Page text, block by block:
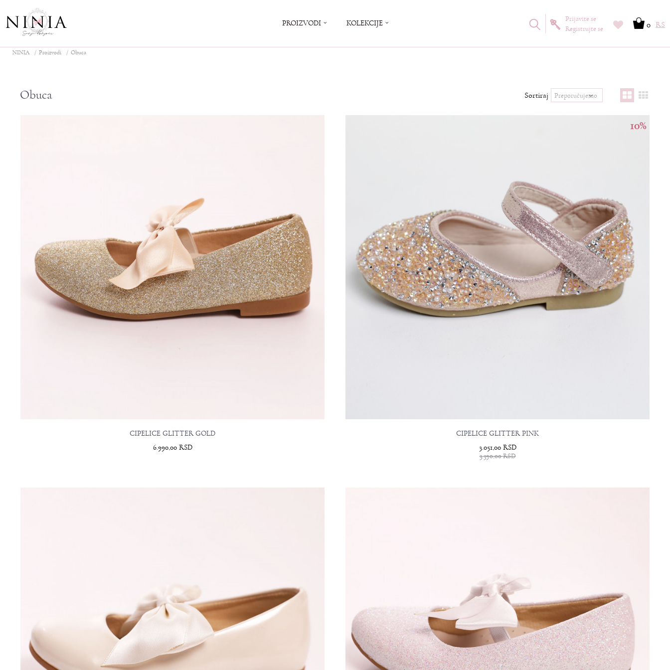
PROIZVODI KOLEKCIJE RS
0
Prijavite se
Registrujte se
NINIA Proizvodi Obuca
Obuca Sortiraj
CIPELICE GLITTER GOLD
6.990,00 RSD
10%
CIPELICE GLITTER PINK
3.051,00 RSD
3.390,00RSD